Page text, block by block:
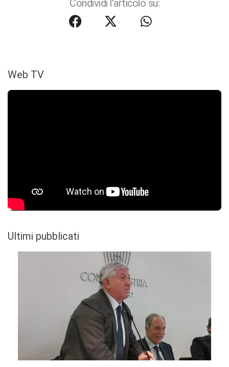
Condividi l'articolo su:
Web TV
Ultimi pubblicati